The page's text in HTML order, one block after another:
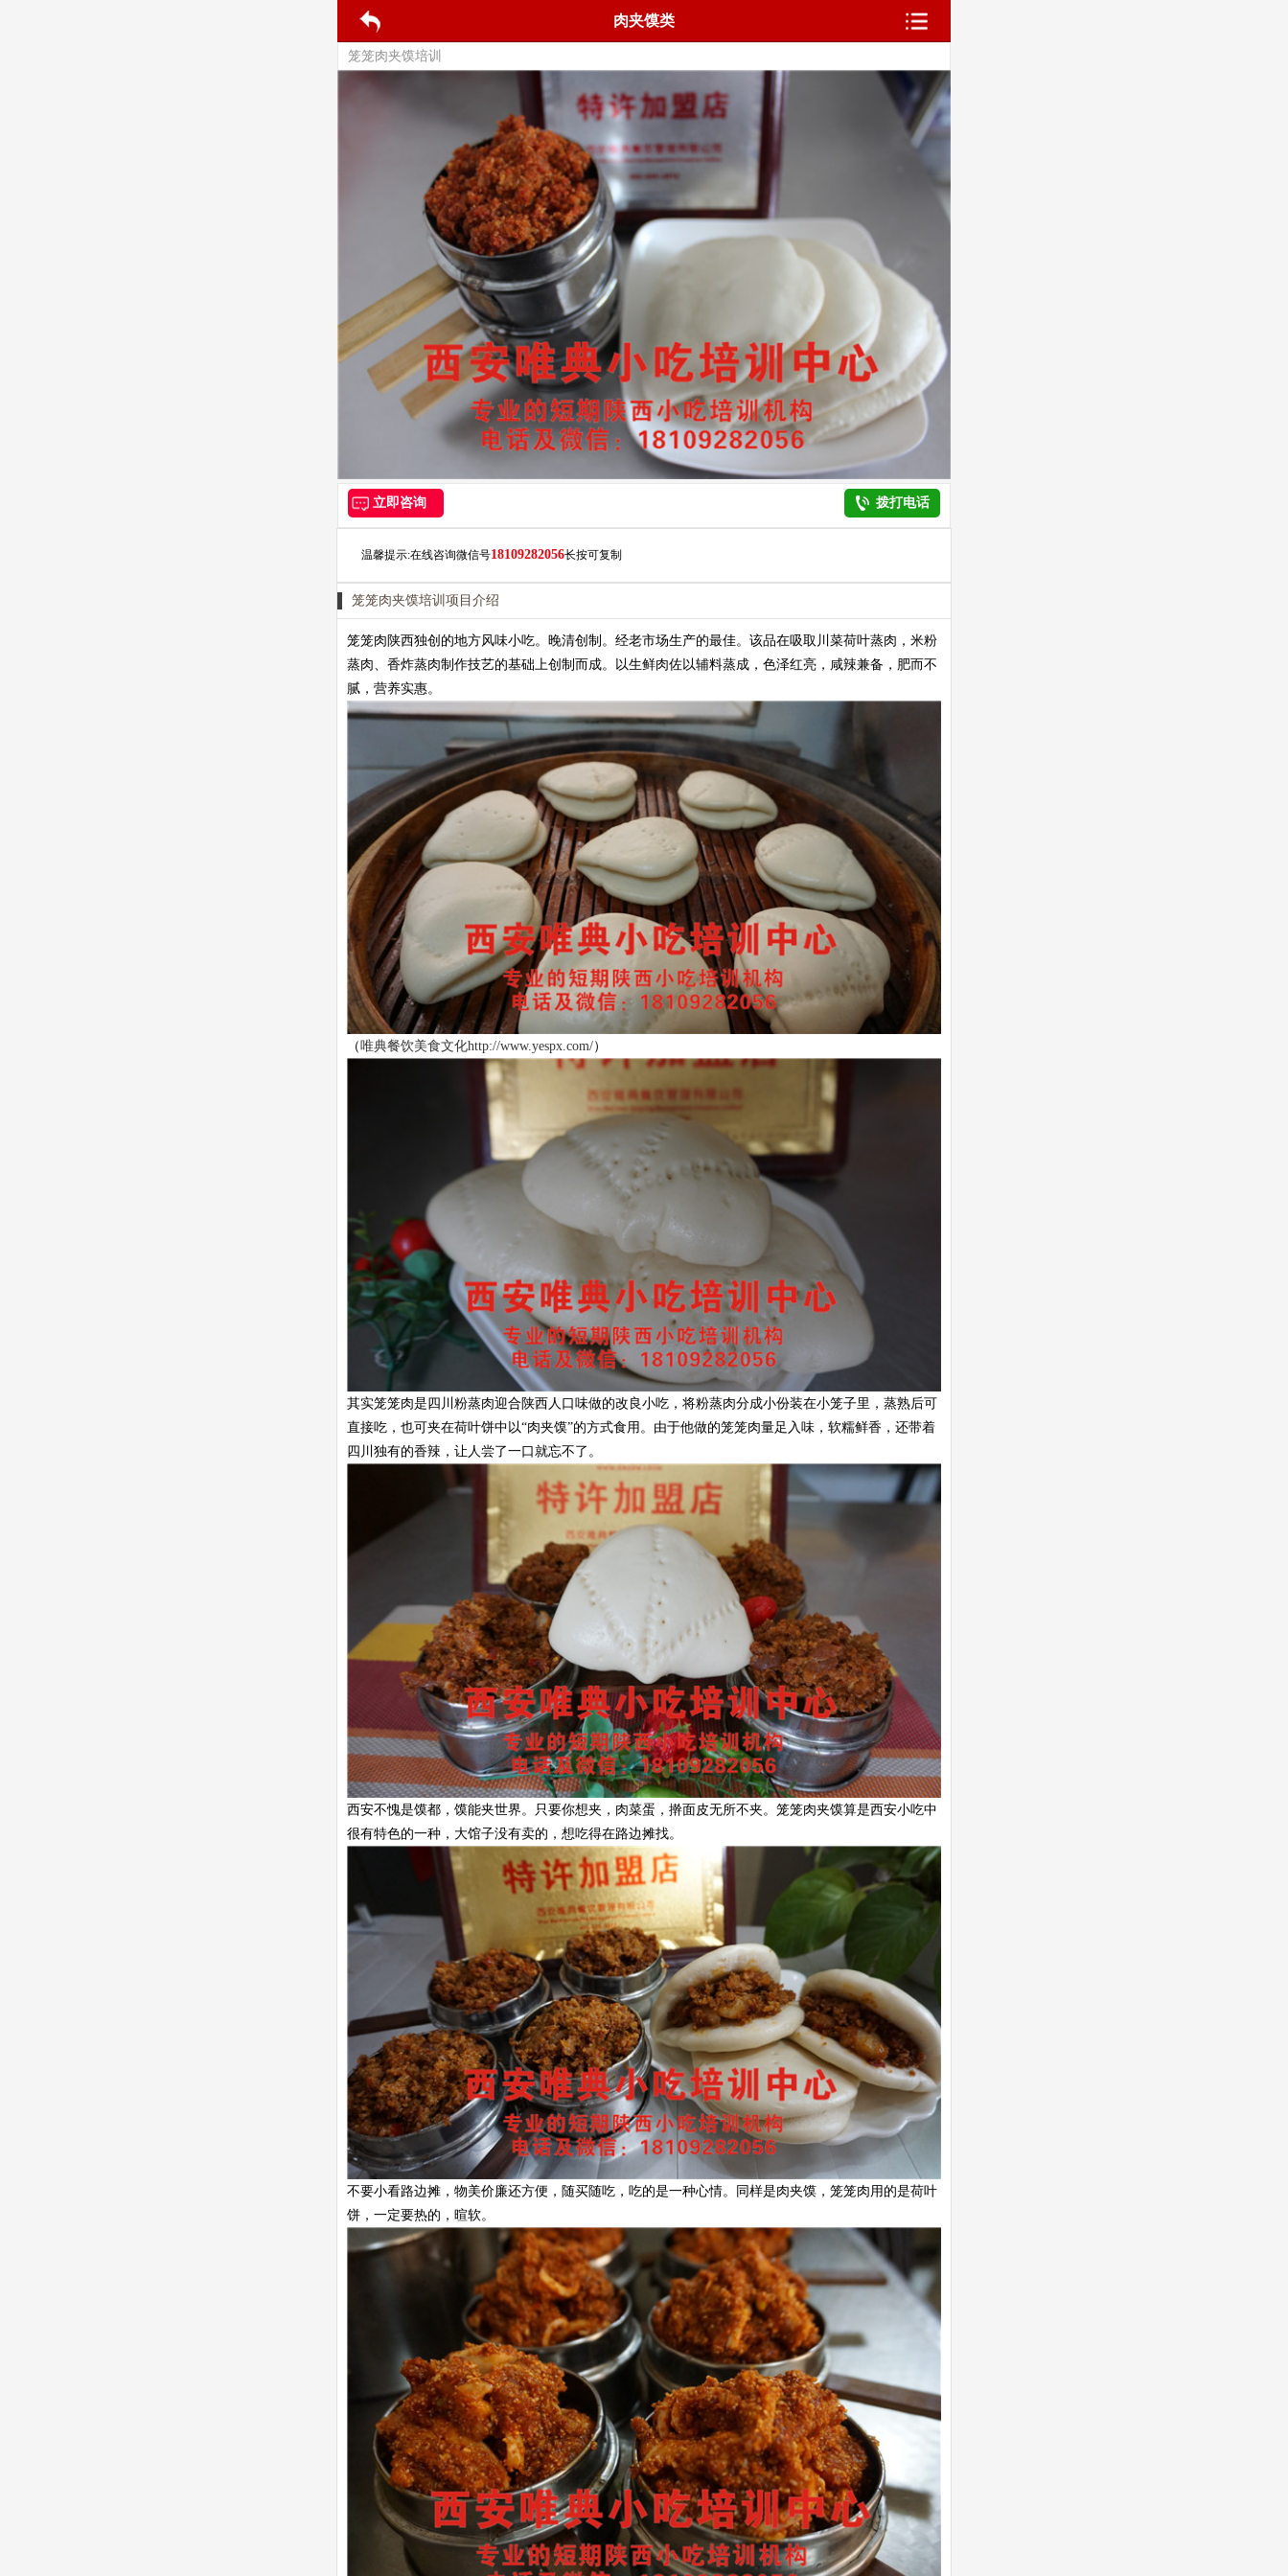
肉夹馍类
笼笼肉夹馍培训
立即咨询 拨打电话
温馨提示:在线咨询微信号18109282056长按可复制
笼笼肉夹馍培训项目介绍
笼笼肉陕西独创的地方风味小吃。晚清创制。经老市场生产的最佳。该品在吸取川菜荷叶蒸肉，米粉
蒸肉、香炸蒸肉制作技艺的基础上创制而成。以生鲜肉佐以辅料蒸成，色泽红亮，咸辣兼备，肥而不
腻，营养实惠。
（唯典餐饮美食文化http://www.yespx.com/）
其实笼笼肉是四川粉蒸肉迎合陕西人口味做的改良小吃，将粉蒸肉分成小份装在小笼子里，蒸熟后可
直接吃，也可夹在荷叶饼中以“肉夹馍”的方式食用。由于他做的笼笼肉量足入味，软糯鲜香，还带着
四川独有的香辣，让人尝了一口就忘不了。
西安不愧是馍都，馍能夹世界。只要你想夹，肉菜蛋，擀面皮无所不夹。笼笼肉夹馍算是西安小吃中
很有特色的一种，大馆子没有卖的，想吃得在路边摊找。
不要小看路边摊，物美价廉还方便，随买随吃，吃的是一种心情。同样是肉夹馍，笼笼肉用的是荷叶
饼，一定要热的，暄软。